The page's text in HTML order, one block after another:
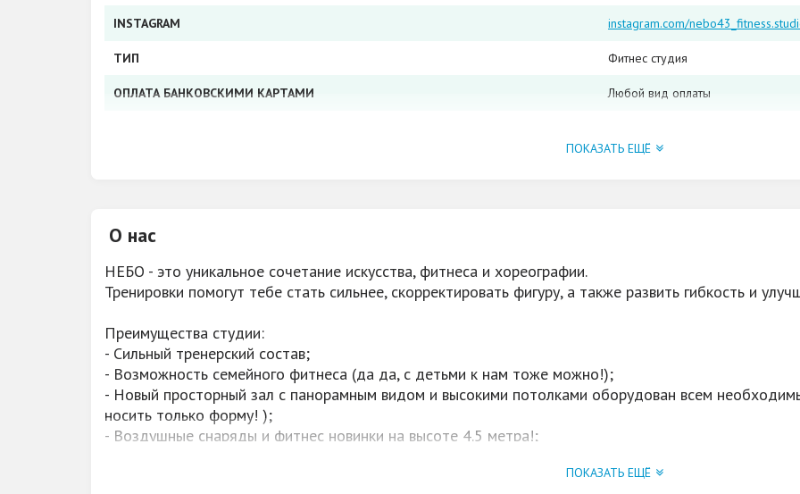
О нас
НЕБО - это уникальное сочетание искусства, фитнеса и хореографии.
Тренировки помогут тебе стать сильнее, скорректировать фигуру, а также развить гибкость и
Преимущества студии:
- Сильный тренерский состав;
- Возможность семейного фитнеса (да да, с детьми к нам тоже можно!);
- Новый просторный зал с панорамным видом и высокими потолками оборудован всем
носить только форму! );
- Воздушные снаряды и фитнес новинки на высоте 4.5 метра!;
- Наши группы ограниченны по количеству мест. Вы не потеряетесь в толпе!;
ПОКАЗАТЬ ЕЩЁ
INSTAGRAM instagram.com/
ТИП Фитнес студия
ОПЛАТА БАНКОВСКИМИ КАРТАМИ Любой вид оплаты
Exotic Pole Dance 7. БОСУ-фитнес
10. ЙОГА-ХАТХА 11. Go-Go
ПАРКОВКА
АКЦИИ, СКИДКИ
ПОКАЗАТЬ ЕЩЁ